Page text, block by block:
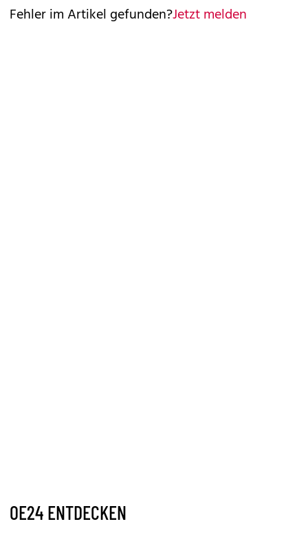
Fehler im Artikel gefunden?Jetzt melden
OE24 ENTDECKEN